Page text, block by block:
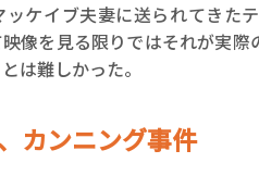
ッケイブ夫妻に送られてきた
像を見る限りではそれが実
は難しかった。
カンニング事件